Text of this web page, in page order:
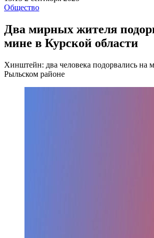
Общество
Два мирных жителя
мине в Курской области
Хинштейн: два человека подорвались на
Рыльском районе